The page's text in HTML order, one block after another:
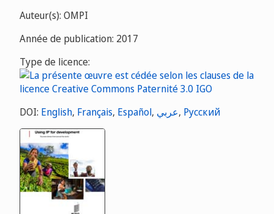
Auteur(s): OMPI
Année de publication: 2017
Type de licence:
DOI: English, Français, Español, عربي, Русский